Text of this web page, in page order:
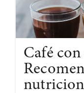
Café